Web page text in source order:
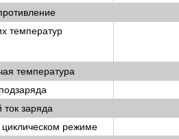
температур
температура
заряда
режиме